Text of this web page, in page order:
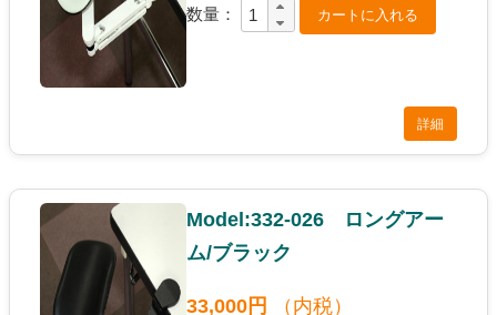
数量：
詳細
Model:332-026 ロングアー
ム/ブラック
33,000円 （内税）